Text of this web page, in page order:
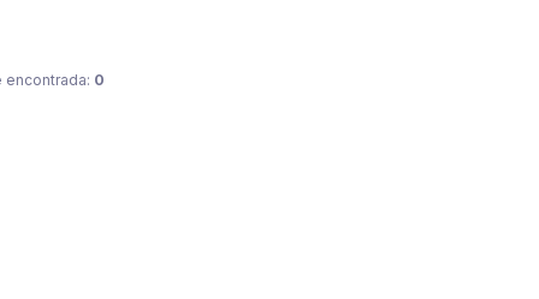
encontrada: 0